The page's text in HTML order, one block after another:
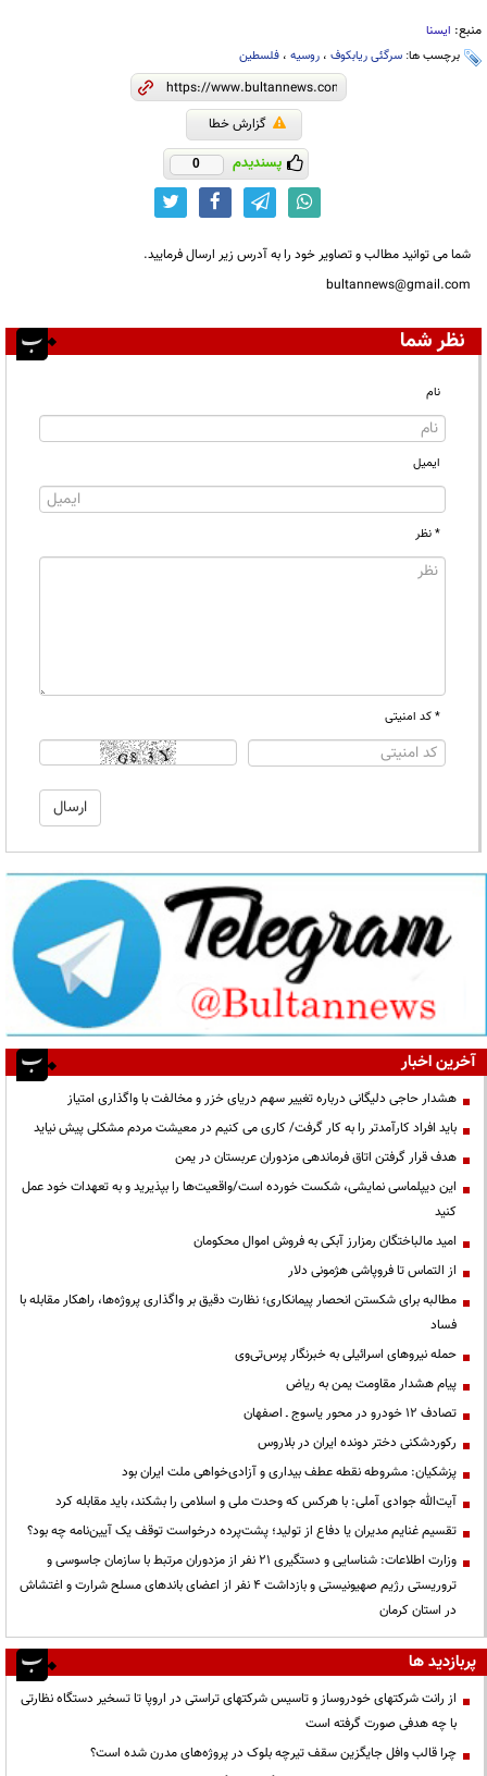
منبع: ایسنا
برچسب ها: سرگئی ریابکوف ، روسیه ، فلسطین
گزارش خطا
پسندیدم 0
شما می توانید مطالب و تصاویر خود را به آدرس زیر ارسال فرمایید.
bultannews@gmail.com
نظر شما
نام
ایمیل
* نظر
* کد امنیتی
آخرین اخبار
هشدار حاجی دلیگانی درباره تغییر سهم دریای خزر و مخالفت با واگذاری امتیاز
باید افراد کارآمدتر را به کار گرفت/ کاری می کنیم در معیشت مردم مشکلی پیش نیاید
هدف قرار گرفتن اتاق‌ فرماندهی مزدوران عربستان در یمن
این دیپلماسی نمایشی، شکست خورده است/واقعیت‌ها را بپذیرید و به تعهدات خود عمل
کنید
امید مالباختگان رمزارز آبکی به فروش اموال محکومان
از التماس تا فروپاشی هژمونی دلار
مطالبه برای شکستن انحصار پیمانکاری؛ نظارت دقیق بر واگذاری پروژه‌ها، راهکار مقابله با
فساد
حمله نیروهای اسرائیلی به خبرنگار پرس‌تی‌وی
پیام هشدار مقاومت یمن به ریاض
تصادف ۱۲ خودرو در محور یاسوج ـ اصفهان
رکوردشکنی دختر دونده ایران در بلاروس
پزشکیان: مشروطه نقطه عطف بیداری و آزادی‌خواهی ملت ایران بود
آیت‌الله جوادی آملی: با هرکس که وحدت ملی و اسلامی را بشکند، باید مقابله کرد
تقسیم غنایم مدیران یا دفاع از تولید؛ پشت‌پرده درخواست توقف یک آیین‌نامه چه بود؟
وزارت اطلاعات: شناسایی و دستگیری ۲۱ نفر از مزدوران مرتبط با سازمان جاسوسی و
تروریستی رژیم صهیونیستی و بازداشت ۴ نفر از اعضای باندهای مسلح شرارت و اغتشاش
در استان کرمان
پربازدید ها
از رانت‌ شرکتهای خودروساز و تاسیس شرکتهای تراستی در اروپا تا تسخیر دستگاه نظارتی
با چه هدفی صورت گرفته است
چرا قالب وافل جایگزین سقف تیرچه بلوک در پروژه‌های مدرن شده است؟